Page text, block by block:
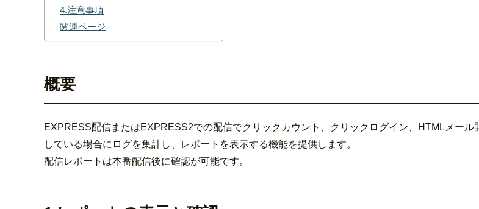
4.注意事項
関連ページ
概要
EXPRESS配信またはEXPRESS2での配信でクリックカウント、クリックログイン、HTMLメー
している場合にログを集計し、レポートを表示する機能を提供します。
配信レポートは本番配信後に確認が可能です。